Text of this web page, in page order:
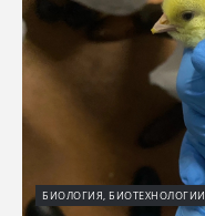
БИОЛОГИЯ, БИОТЕХНОЛОГИИ